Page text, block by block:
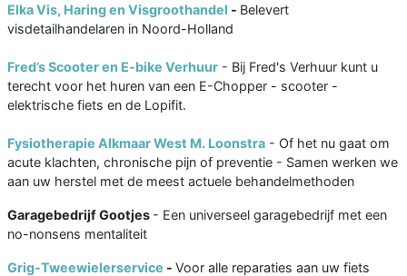
Elka Vis, Haring en Visgroothandel - Belevert
visdetailhandelaren in Noord-Holland
Fred’s Scooter en E-bike Verhuur - Bij Fred's Verhuur kunt u
terecht voor het huren van een E-Chopper - scooter -
elektrische fiets en de Lopifit.
Fysiotherapie Alkmaar West M. Loonstra - Of het nu gaat om
acute klachten, chronische pijn of preventie - Samen werken we
aan uw herstel met de meest actuele behandelmethoden
Garagebedrijf Gootjes - Een universeel garagebedrijf met een
no-nonsens mentaliteit
Grig-Tweewielerservice - Voor alle reparaties aan uw fiets